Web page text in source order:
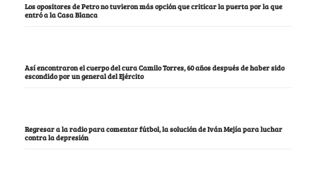
Los opositores de Petro no tuvieron más opción que criticar la puerta por la que
entró a la Casa Blanca
Así encontraron el cuerpo del cura Camilo Torres, 60 años después de haber sido
escondido por un general del Ejército
Regresar a la radio para comentar fútbol, la solución de Iván Mejía para luchar
contra la depresión